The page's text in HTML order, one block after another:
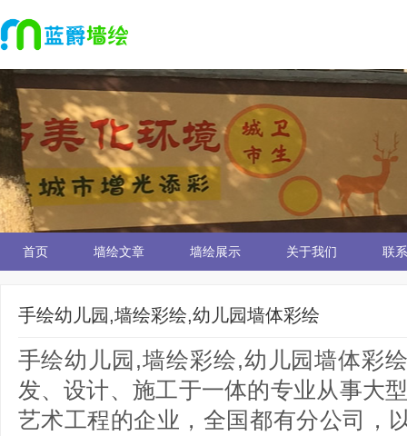
首页 墙绘文章 墙绘展示 关于我们 联
手绘幼儿园,墙绘彩绘,幼儿园墙体彩绘
手绘幼儿园,墙绘彩绘,幼儿园墙体彩
发、设计、施工于一体的专业从事大
艺术工程的企业，全国都有分公司，